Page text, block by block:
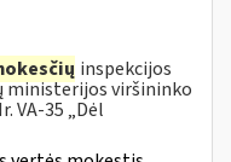
inspekcijos
ministerijos viršininko
VA-35 „Dėl